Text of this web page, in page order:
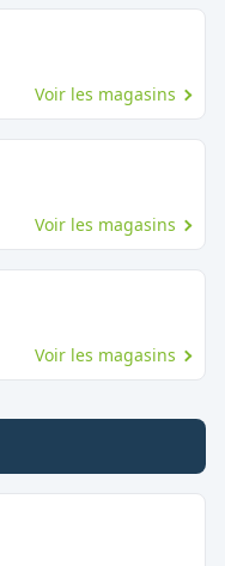
Voir les magasins
Voir les magasins
Voir les magasins